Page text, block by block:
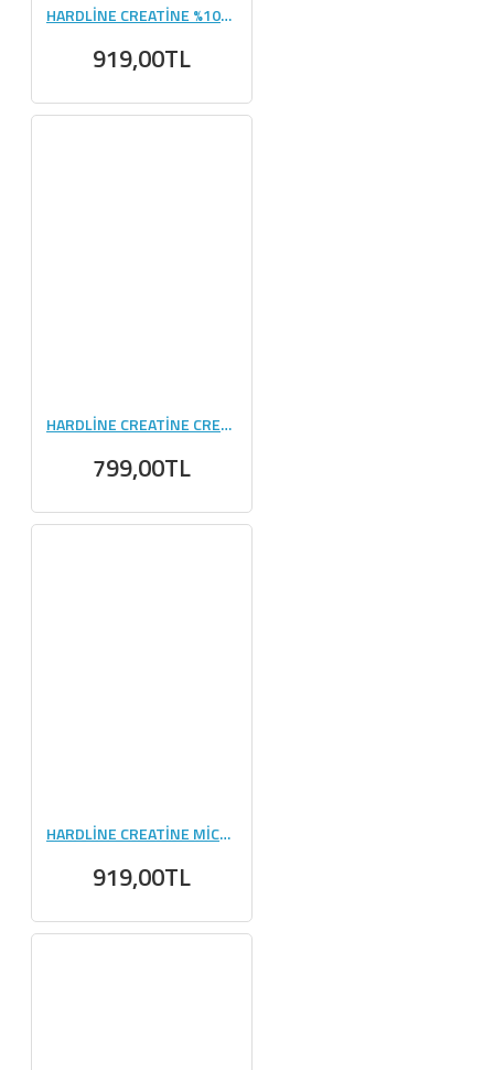
HARDLİNE CREATİNE %100 MİCRONİZED 300 GR
919,00TL
HARDLİNE CREATİNE CREAPURE 120 KAPSÜL
799,00TL
HARDLİNE CREATİNE MİCRONİZED 324 GR
919,00TL